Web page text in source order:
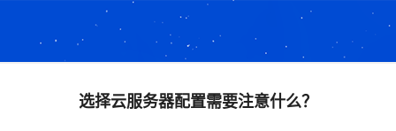
选择云服务器配置需要注意什么？